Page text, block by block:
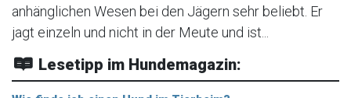
anhänglichen Wesen bei den Jägern sehr beliebt. Er
jagt einzeln und nicht in der Meute und ist...
Lesetipp im Hundemagazin: